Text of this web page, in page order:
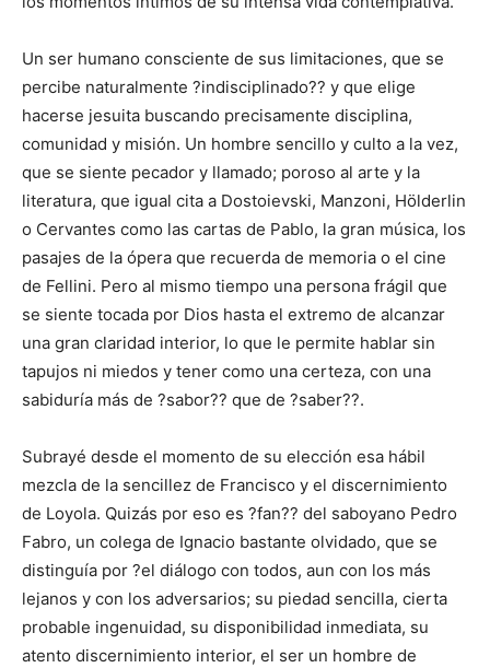
Un ser humano consciente de sus limitaciones, que se
percibe naturalmente ?indisciplinado?? y que elige
hacerse jesuita buscando precisamente disciplina,
comunidad y misión. Un hombre sencillo y culto a la vez,
que se siente pecador y llamado; poroso al arte y la
literatura, que igual cita a Dostoievski, Manzoni, Hölderlin
o Cervantes como las cartas de Pablo, la gran música, los
pasajes de la ópera que recuerda de memoria o el cine
de Fellini. Pero al mismo tiempo una persona frágil que
se siente tocada por Dios hasta el extremo de alcanzar
una gran claridad interior, lo que le permite hablar sin
tapujos ni miedos y tener como una certeza, con una
sabiduría más de ?sabor?? que de ?saber??.
Subrayé desde el momento de su elección esa hábil
mezcla de la sencillez de Francisco y el discernimiento
de Loyola. Quizás por eso es ?fan?? del saboyano Pedro
Fabro, un colega de Ignacio bastante olvidado, que se
distinguía por ?el diálogo con todos, aun con los más
lejanos y con los adversarios; su piedad sencilla, cierta
probable ingenuidad, su disponibilidad inmediata, su
atento discernimiento interior, el ser un hombre de